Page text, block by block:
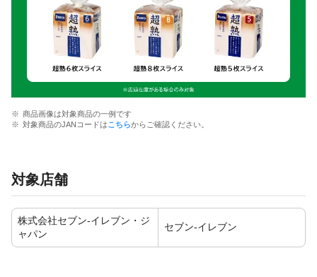
商品画像は対象商品の一例です
対象商品のJANコードはこちらからご確認ください。
対象店舗
株式会社セブン-イレブン・ジ
ャパン
セブン-イレブン